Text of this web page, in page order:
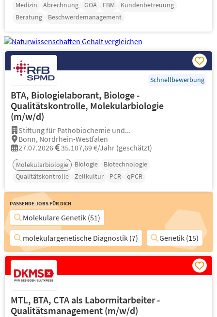
Medizin Abrechnung GOÄ EBM
Kundenbetreuung
Beratung
Beschwerdemanagement
Schnellbewerbung
BTA, Biologielaborant, Biologe -
Qualitätskontrolle, Molekularbiologie
(m/w/d)
Stiftung für Pathobiochemie und...
Bonn, Nordrhein-Westfalen
27.07.2026
35.107,69 €/Jahr (geschätzt)
Molekularbiologie Biologie
Biotechnologie
Qualitätskontrolle
Zellkultur PCR qPCR
Passende Jobs für Dich
Molekulare Genetik (51)
molekulargenetische Diagnostik (7) Genetik (15)
MTL, BTA, CTA als Labormitarbeiter -
Qualitätsmanagement (m/w/d)